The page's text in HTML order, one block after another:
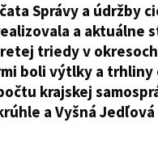
Správy a údržby
a
triedy v
boli výtlky a trhliny
krajskej
a Vyšná